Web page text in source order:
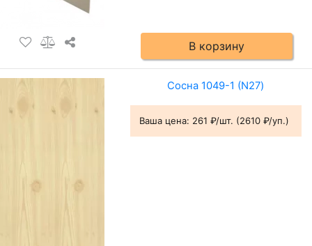
В корзину
Сосна 1049-1 (N27)
Ваша цена: 261 ₽/шт. (2610 ₽/уп.)